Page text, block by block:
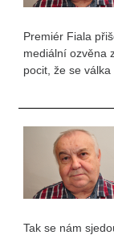
Premiér Fiala
mediální ozvěna
pocit, že se válka
Tak se nám